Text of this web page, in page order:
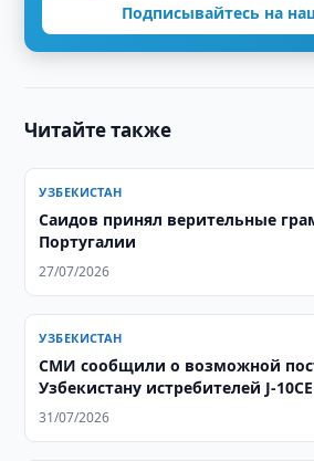
Подписывайтесь на
Читайте также
УЗБЕКИСТАН
Саидов принял верительные
Португалии
27/07/2026
УЗБЕКИСТАН
СМИ сообщили о возможной
Узбекистану истребителей J-10CE
31/07/2026